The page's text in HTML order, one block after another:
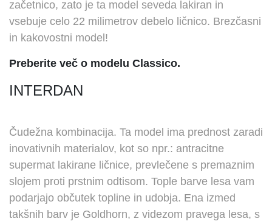
začetnico, zato je ta model seveda lakiran in
vsebuje celo 22 milimetrov debelo ličnico. Brezčasni
in kakovostni model!
Preberite več o modelu Classico.
INTERDAN
Čudežna kombinacija. Ta model ima prednost zaradi
inovativnih materialov, kot so npr.: antracitne
supermat lakirane ličnice, prevlečene s premaznim
slojem proti prstnim odtisom. Tople barve lesa vam
podarjajo občutek topline in udobja. Ena izmed
takšnih barv je Goldhorn, z videzom pravega lesa, s